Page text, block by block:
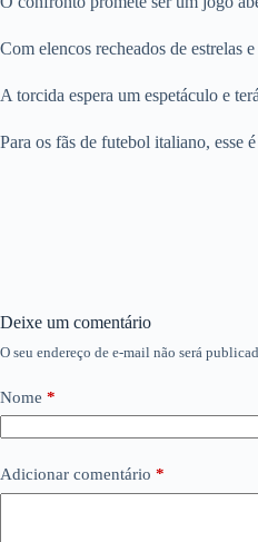
Com elencos recheados de estrelas
A torcida espera um espetáculo e
Para os fãs de futebol italiano, esse
Deixe um comentário
O seu endereço de e-mail não será
Nome *
Adicionar comentário *